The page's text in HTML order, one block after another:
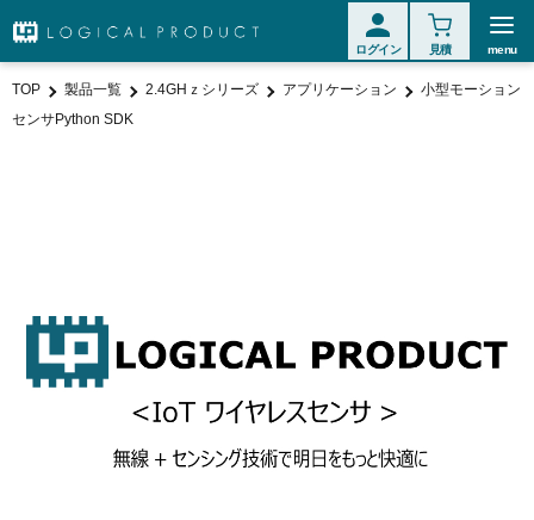
ログイン 見積 menu
TOP 製品一覧 2.4GHｚシリーズ アプリケーション
小型モーション
センサPython SDK